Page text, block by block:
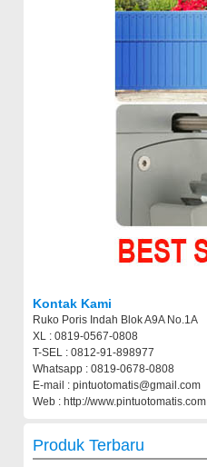
Kontak Kami
Ruko Poris Indah Blok A9A No.1A
XL : 0819-0567-0808
T-SEL : 0812-91-898977
Whatsapp : 0819-0678-0808
E-mail : pintuotomatis@gmail.com
Web : http://www.pintuotomatis.com
Produk Terbaru